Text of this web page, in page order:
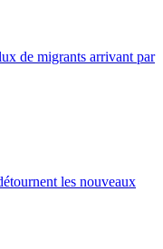
de migrants arrivant par
les nouveaux